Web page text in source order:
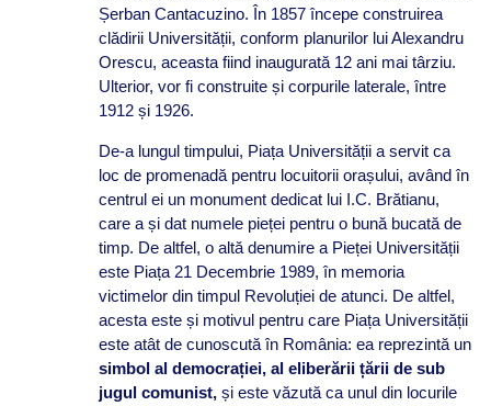
Șerban Cantacuzino. În 1857 începe construirea
clădirii Universității, conform planurilor lui Alexandru
Orescu, aceasta fiind inaugurată 12 ani mai târziu.
Ulterior, vor fi construite și corpurile laterale, între
1912 și 1926.
De-a lungul timpului, Piața Universității a servit ca
loc de promenadă pentru locuitorii orașului, având în
centrul ei un monument dedicat lui I.C. Brătianu,
care a și dat numele pieței pentru o bună bucată de
timp. De altfel, o altă denumire a Pieței Universității
este Piața 21 Decembrie 1989, în memoria
victimelor din timpul Revoluției de atunci. De altfel,
acesta este și motivul pentru care Piața Universității
este atât de cunoscută în România: ea reprezintă un
simbol al democrației, al eliberării țării de sub
jugul comunist,și este văzută ca unul din locurile